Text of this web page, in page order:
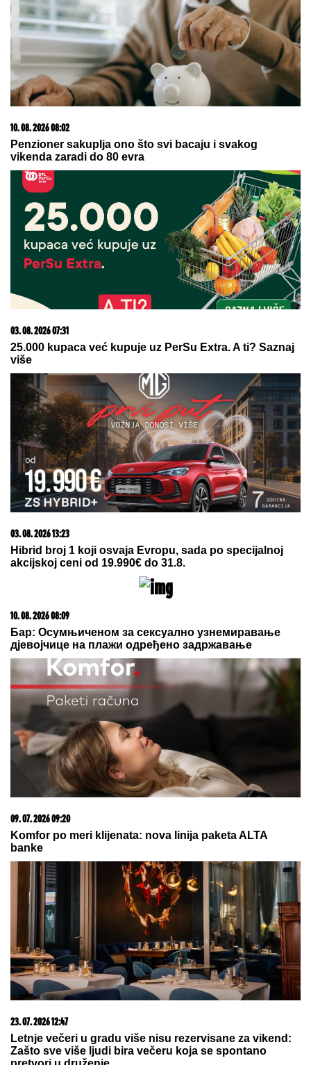
NAŠ FOLKER BAKŠIŠ NA NASTUPU POKLONIO
Odmah sišao sa bine i uradio nešto neočekivano
"Već jednom smo prešli preko tih
stvari!" Sloba Radanović se prvi put
oglasio povodom drame između
Jelene, Ane Nikolić i Raleta
KOLENA ISPRED DRUGARICEĆerka
Harisa Džinovića u transu na
Cecinom koncertu, haljina sa
prorezima pokazala previše